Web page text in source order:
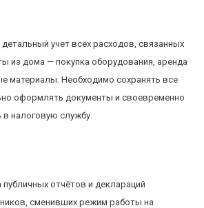
учет всех расходов, связанных
из дома — покупка оборудования, аренда
материалы. Необходимо сохранять все
оформлять документы и своевременно
в налоговую службу.
отчётов и деклараций
сменивших режим работы на